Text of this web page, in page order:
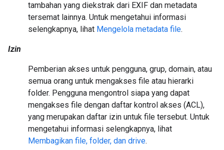
tambahan yang diekstrak dari EXIF dan metadata
tersemat lainnya. Untuk mengetahui informasi
selengkapnya, lihat Mengelola metadata file.
Izin
Pemberian akses untuk pengguna, grup, domain, atau
semua orang untuk mengakses file atau hierarki
folder. Pengguna mengontrol siapa yang dapat
mengakses file dengan daftar kontrol akses (ACL),
yang merupakan daftar izin untuk file tersebut. Untuk
mengetahui informasi selengkapnya, lihat
Membagikan file, folder, dan drive.